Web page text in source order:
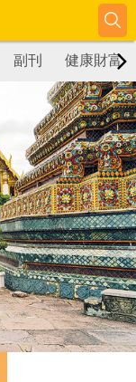
副刊 健康財富